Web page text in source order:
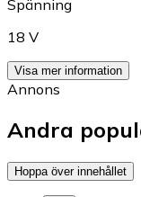
Spänning
18 V
Visa mer information
Annons
Andra
Hoppa över innehållet